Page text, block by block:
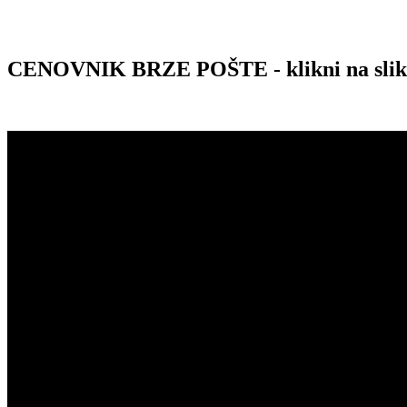
CENOVNIK BRZE POŠTE - klikni na